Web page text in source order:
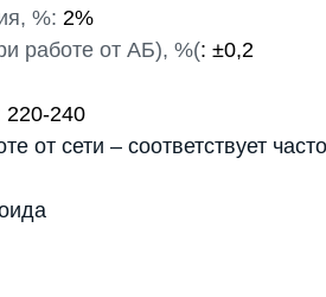
%: 2%
работе от АБ), %(: ±0,2
220-240
от сети – соответствует